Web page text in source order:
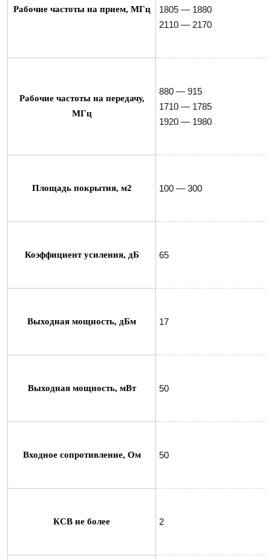
Рабочие частоты на прием, МГц
1805 — 1880
2110 — 2170
Рабочие частоты на передачу,
МГц
880 — 915
1710 — 1785
1920 — 1980
Площадь покрытия, м2 100 — 300
Коэффициент усиления, дБ 65
Выходная мощность, дБм 17
Выходная мощность, мВт 50
Входное сопротивление, Ом 50
КСВ не более 2